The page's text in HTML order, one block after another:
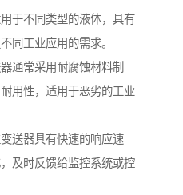
于不同类型的液体，具有
同工业应用的需求。
通常采用耐腐蚀材料制
用性，适用于恶劣的工业
送器具有快速的响应速
及时反馈给监控系统或控